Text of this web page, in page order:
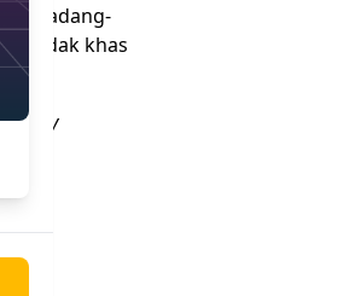
Kadang-
tidak khas
artery